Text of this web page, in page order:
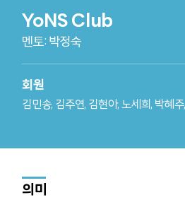
YoNS Club
멘토: 박정숙
회원
김민송, 김주연, 김현아, 노세희, 박혜
의미